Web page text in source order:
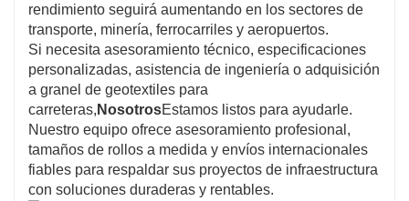
rendimiento seguirá aumentando en los sectores de
transporte, minería, ferrocarriles y aeropuertos.
Si necesita asesoramiento técnico, especificaciones
personalizadas, asistencia de ingeniería o adquisición
a granel de geotextiles para
carreteras, NosotrosEstamos listos para ayudarle.
Nuestro equipo ofrece asesoramiento profesional,
tamaños de rollos a medida y envíos internacionales
fiables para respaldar sus proyectos de infraestructura
con soluciones duraderas y rentables.